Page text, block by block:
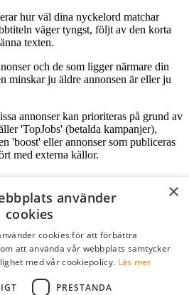
hur väl dina nyckelord matchar
väger tyngst, följt av den korta
texten.
och de som ligger närmare din
minskar ju äldre annonsen är eller ju
annonser kan prioriteras på grund av
'TopJobs' (betalda kampanjer),
'boost' eller annonser som publiceras
med externa källor.
×
använder
cookies
cookies för att förbättra
att använda vår webbplats samtycker
med vår cookiepolicy. Läs mer
PRESTANDA